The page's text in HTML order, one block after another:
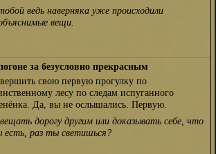
ведь наверняка уже происходили
вещи.
за безусловно прекрасным
свою первую прогулку по
лесу по следам испуганного
Да, вы не ослышались. Первую.
дорогу другим или доказывать себе, что
есть, раз ты светишься?